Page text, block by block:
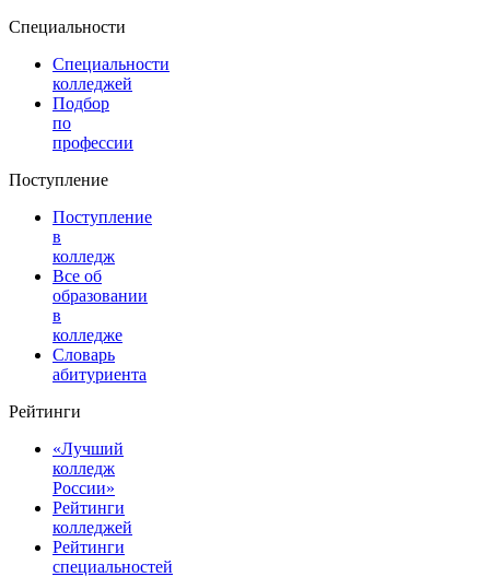
Специальности
Специальности
колледжей
Подбор
по
профессии
Поступление
Поступление
в
колледж
Все об
образовании
в
колледже
Словарь
абитуриента
Рейтинги
«Лучший
колледж
России»
Рейтинги
колледжей
Рейтинги
специальностей